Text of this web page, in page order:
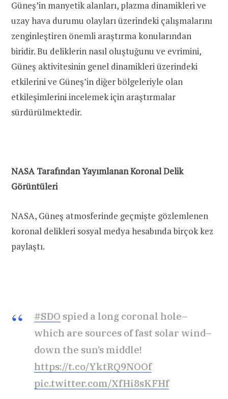
Güneş’in manyetik alanları, plazma dinamikleri ve
uzay hava durumu olayları üzerindeki çalışmalarını
zenginleştiren önemli araştırma konularından
biridir. Bu deliklerin nasıl oluştuğunu ve evrimini,
Güneş aktivitesinin genel dinamikleri üzerindeki
etkilerini ve Güneş’in diğer bölgeleriyle olan
etkileşimlerini incelemek için araştırmalar
sürdürülmektedir.
NASA Tarafından Yayımlanan Koronal Delik
Görüntüleri
NASA, Güneş atmosferinde geçmişte gözlemlenen
koronal delikleri sosyal medya hesabında birçok kez
paylaştı.
#SDO spied a long coronal hole–
which are sources of fast solar wind–
down the sun’s middle!
https://t.co/YktRQ9NOOf
pic.twitter.com/XfHi8sKFHf